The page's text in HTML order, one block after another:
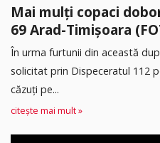
Mai mulți copaci
69 Arad-Timișoara
În urma furtunii din această
solicitat prin Dispeceratul 112
căzuți pe...
citește mai mult »